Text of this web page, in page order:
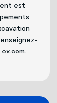
est
.